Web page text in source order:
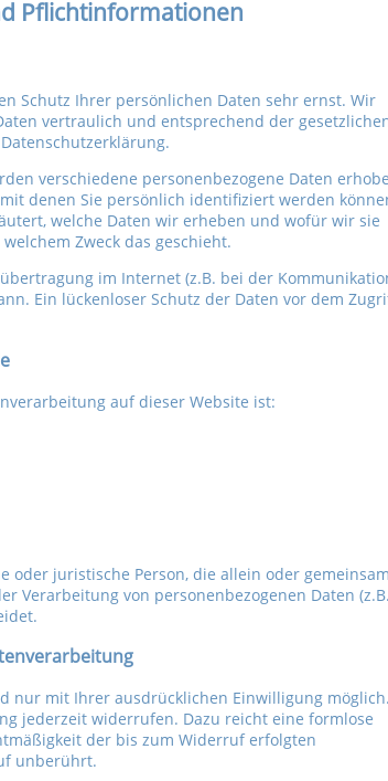
Pflichtinformationen
Schutz Ihrer persönlichen Daten sehr ernst. Wir
vertraulich und entsprechend der
verschiedene personenbezogene Daten
denen Sie persönlich identifiziert werden
welche Daten wir erheben und wofür wir sie
Zweck das geschieht.
im Internet (z.B. bei der
Ein lückenloser Schutz der Daten vor dem
auf dieser Website ist:
oder juristische Person, die allein oder
Verarbeitung von personenbezogenen Daten (z.B.
nur mit Ihrer ausdrücklichen Einwilligung
jederzeit widerrufen. Dazu reicht eine formlose
der bis zum Widerruf erfolgten
unberührt.